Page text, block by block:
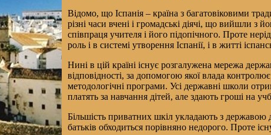
Відомо, що Іспанія – країна з багатовіковими
різні часи вчені і громадські діячі, що вийшли
співпраця учителя і його підопічного. Проте
роль і в системі утворення Іспанії, і в житті
Нині в цій країні існує розгалужена мережа
відповідності, за допомогою якої влада
методологічні програми. Усі державні школи
платять за навчання дітей, але здають гроші на
Більшість приватних шкіл укладають з державою
батьків обходиться порівняно недорого. Проте